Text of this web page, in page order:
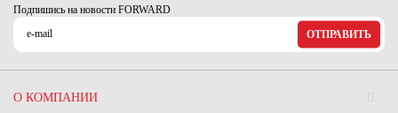
Ярославская область (1)
Подпишись на новости FORWARD
ОТПРАВИТЬ
О КОМПАНИИ